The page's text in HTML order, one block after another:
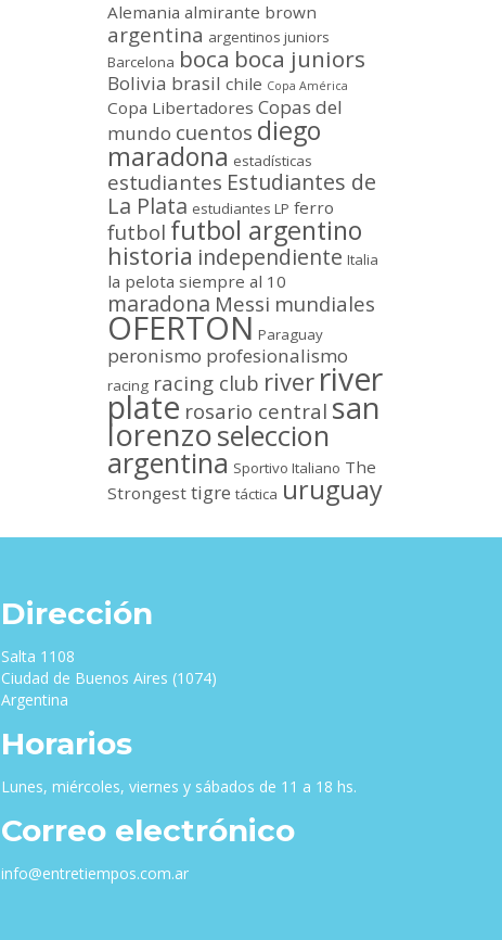
Alemania almirante brown
argentina argentinos juniors
Barcelona boca boca juniors
Bolivia brasil chile Copa América
Copa Libertadores Copas del
mundo cuentos diego
maradona estadísticas
estudiantes Estudiantes de
La Plata estudiantes LP ferro
futbol futbol argentino
historia independiente Italia
la pelota siempre al 10
maradona Messi mundiales
OFERTON Paraguay
peronismo profesionalismo
racing racing club river river
plate rosario central san
lorenzoseleccion
argentina Sportivo Italiano The
Strongest tigre táctica uruguay
Dirección
Salta 1108
Ciudad de Buenos Aires (1074)
Argentina
Horarios
Lunes, miércoles, viernes y sábados de 11 a 18 hs.
Correo electrónico
info@entretiempos.com.ar